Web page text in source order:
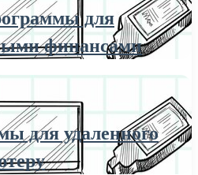
для
финансами
для удаленного